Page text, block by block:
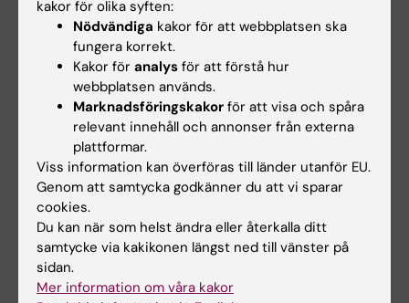
ett flexibelt sätt görs samtlig information
tillgänglig på KIs lärplattform där studenter
även har möjlighet att interagera med
medstudenter och lärare.
Examination
Examinationen består av obligatoriskt
deltagande vid seminarier och kursuppgifter
samt en hemtentamen.
Möjlighet till undantag från kursplanens
föreskrifter om examination
kakor för olika syften:
Nödvändiga kakor för att webbplatsen ska
fungera korrekt.
Kakor för analys för att förstå hur
webbplatsen används.
Marknadsföringskakor för att visa och spåra
relevant innehåll och annonser från externa
plattformar.
Viss information kan överföras till länder utanför EU.
Genom att samtycka godkänner du att vi sparar
cookies.
Du kan när som helst ändra eller återkalla ditt
samtycke via kakikonen längst ned till vänster på
sidan.
Mer information om våra kakor